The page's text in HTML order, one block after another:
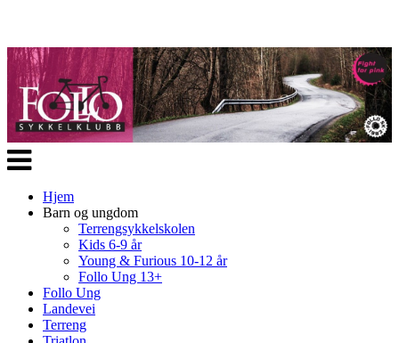
Veksle
navigasjon
Hjem
Barn og ungdom
Terrengsykkelskolen
Kids 6-9 år
Young & Furious 10-12 år
Follo Ung 13+
Follo Ung
Landevei
Terreng